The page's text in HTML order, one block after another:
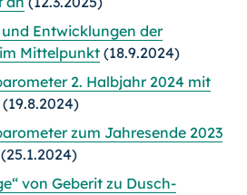
und Entwicklungen der
Mittelpunkt (18.9.2024)
2. Halbjahr 2024 mit
(19.8.2024)
zum Jahresende 2023
(25.1.2024)
von Geberit zu Dusch-